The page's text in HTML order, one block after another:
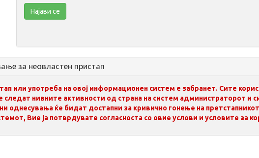
за неовластен пристап
или употреба на овој информационен систем е забранет. Сите
следат нивните активности од страна на систем администраторот и
однесувања ќе бидат достапни за кривично гонење на
Вие ја потврдувате согласноста со овие услови и условите за